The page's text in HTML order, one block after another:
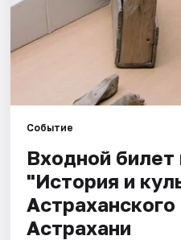
Событие
Входной билет
"История и
Астраханского
Астрахани